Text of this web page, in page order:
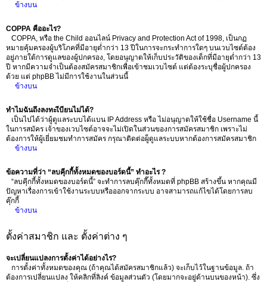
ข้างบน
COPPA คืออะไร?
COPPA, หรือ the Child ออนไลน์ Privacy and Protection Act of 1998, เป็นกฏ
หมายคุ้มครองผู้บริโภคที่มีอายุต่ำกว่า 13 ปีในการจะกระทำการใดๆ บนเวบไซต์ต้อง
อยู่ภายใต้การดูแลของผู้ปกครอง, โดยอนุญาตให้เก็บประวัติของเด็กที่มีอายุต่ำกว่า 13
ปี หากมีความจำเป็นต้องสมัครสมาชิกเพื่อเข้าชมเวบไซต์ แต่ต้องระบุชื่อผู้ปกครอง
ด้วย แต่ phpBB ไม่มีการใช้งานในส่วนนี้
ข้างบน
ทำไมฉันถึงลงทะเีบียนไม่ได้?
เป็นไปได้ว่าผู้ดูแลระบบได้แบน IP Address หรือ ไม่อนุญาตให้ใช้ชื่อ Username นี้
ในการสมัคร เจ้าของเวบไซต์อาจจะไม่เปิดในส่วนของการสมัครสมาชิก เพราะไม่
ต้องการให้ผู้เยี่ยมชมทำการสมัคร กรุณาติดต่อผู็ดูแลระบบหากต้องการสมัครสมาชิก
ข้างบน
ข้อความที่ว่า “ลบคุีกกี้ทั้งหมดของบอร์ดนี้” ทำอะไร ?
“ลบคุีกกี้ทั้งหมดของบอร์ดนี้” จะทำการลบคุ๊กกี๊ทั้งหมดที่ phpBB สร้างขึ้น หากคุณมี
ปัญหาเรื่องการเข้าใช้งานระบบหรือออกจากระบบ อาจสามารถแก้ไขได้โดยการลบ
คุ๊กกี้
ข้างบน
ตั้งค่าสมาชิก และ ตั้งค่าต่าง ๆ
จะเปลี่ยนแปลงการตั้งค่าได้อย่างไร?
การตั้งค่าทั้งหมดของคุณ (ถ้าคุณได้สมัครสมาชิกแล้ว) จะเก็บไว้ในฐานข้อมูล. ถ้า
ต้องการเปลี่ยนแปลง ให้คลิกที่ลิงค์ ข้อมูลส่วนตัว (โดยมากจะอยู่ด้านบนของหน้า). ซึ่ง